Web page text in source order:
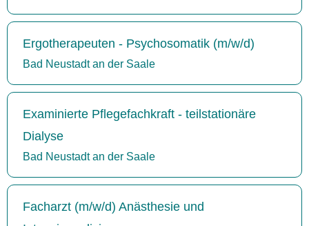
Ergotherapeuten - Psychosomatik (m/w/d)
Bad Neustadt an der Saale
Examinierte Pflegefachkraft - teilstationäre
Dialyse
Bad Neustadt an der Saale
Facharzt (m/w/d) Anästhesie und